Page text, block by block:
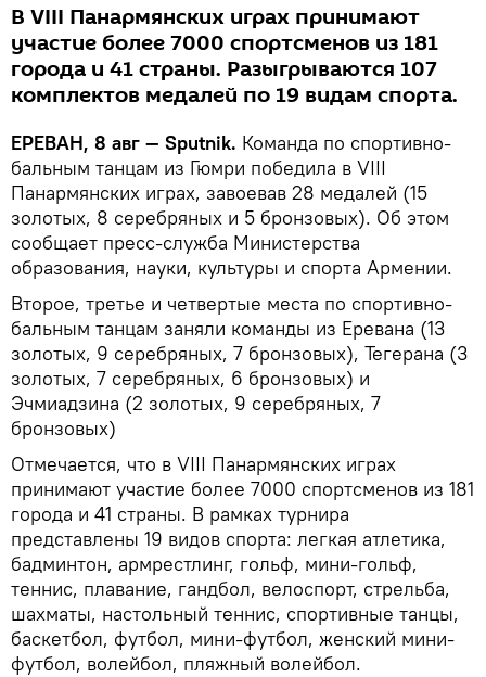
В VIII Панармянских играх принимают
участие более 7000 спортсменов из 181
города и 41 страны. Разыгрываются 107
комплектов медалей по 19 видам спорта.
ЕРЕВАН, 8 авг — Sputnik. Команда по спортивно-
бальным танцам из Гюмри победила в VIII
Панармянских играх, завоевав 28 медалей (15
золотых, 8 серебряных и 5 бронзовых). Об этом
сообщает пресс-служба Министерства
образования, науки, культуры и спорта Армении.
Второе, третье и четвертые места по спортивно-
бальным танцам заняли команды из Еревана (13
золотых, 9 серебряных, 7 бронзовых), Тегерана (3
золотых, 7 серебряных, 6 бронзовых) и
Эчмиадзина (2 золотых, 9 серебряных, 7
бронзовых)
Отмечается, что в VIII Панармянских играх
принимают участие более 7000 спортсменов из 181
города и 41 страны. В рамках турнира
представлены 19 видов спорта: легкая атлетика,
бадминтон, армрестлинг, гольф, мини-гольф,
теннис, плавание, гандбол, велоспорт, стрельба,
шахматы, настольный теннис, спортивные танцы,
баскетбол, футбол, мини-футбол, женский мини-
футбол, волейбол, пляжный волейбол.